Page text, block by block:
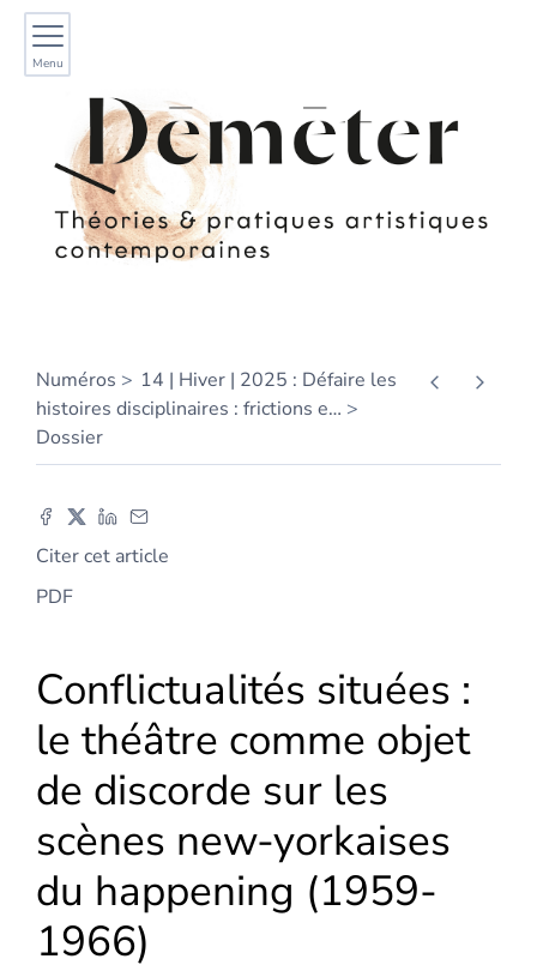
Menu
Numéros
14 | Hiver | 2025 : Défaire les
histoires disciplinaires : frictions e…
Dossier
Citer cet article
PDF
Conflictualités situées :
le théâtre comme objet
de discorde sur les
scènes new-yorkaises
du happening (1959-
1966)